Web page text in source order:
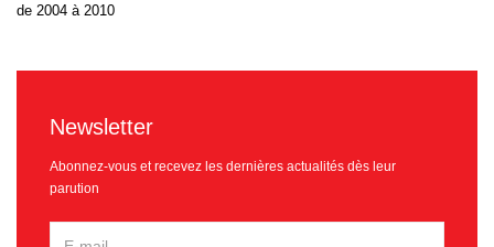
de 2004 à 2010
Newsletter
Abonnez-vous et recevez les dernières actualités dès leur
parution